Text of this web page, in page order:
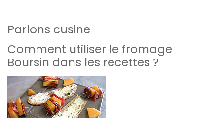
Parlons cusine
Comment utiliser le fromage
Boursin dans les recettes ?